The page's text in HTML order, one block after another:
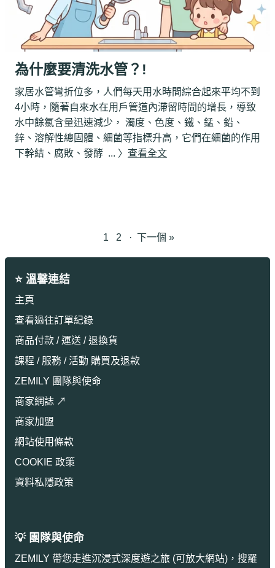
為什麼要清洗水管？!
家居水管彎折位多，人們每天用水時間綜合起來平均不到
4小時，隨著自來水在用戶管道內滯留時間的增長，導致
水中餘氯含量迅速減少， 濁度、色度、鐵、錳、鉛、
鋅、溶解性總固體、細菌等指標升高，它們在細菌的作用
下幹結、腐敗、發酵 ... 〉 查看全文
1 2 · 下一個 »
⭐ 溫馨連結
主頁
查看過往訂單紀錄
商品付款 / 運送 / 退換貨
課程 / 服務 / 活動 購買及退款
ZEMILY 團隊與使命
商家網誌 ↗
商家加盟
網站使用條款
COOKIE 政策
資料私隱政策
💡 團隊與使命
ZEMILY 帶您走進沉浸式深度遊之旅 (可放大網站)，搜羅